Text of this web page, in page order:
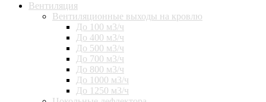
Вентиляция
Вентиляционные выходы на кровлю
До 100 м3/ч
До 400 м3/ч
До 500 м3/ч
До 700 м3/ч
До 800 м3/ч
До 1000 м3/ч
До 1250 м3/ч